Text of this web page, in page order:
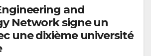
and
Network signe un
une dixième université